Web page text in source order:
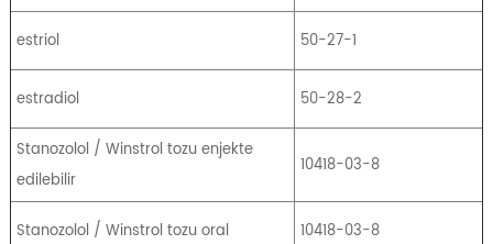
estriol 50-27-1
estradiol 50-28-2
Stanozolol / Winstrol tozu enjekte
edilebilir
10418-03-8
Stanozolol / Winstrol tozu oral 10418-03-8